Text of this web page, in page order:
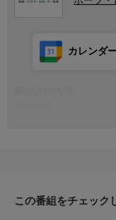
カレンダ
んな彼女たちのもと
この番組をチェック